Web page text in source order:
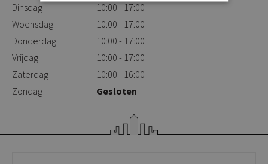
Dinsdag
10:00 - 17:00
Woensdag
10:00 - 17:00
Donderdag
10:00 - 17:00
Vrijdag
10:00 - 17:00
Zaterdag
10:00 - 16:00
Zondag
Gesloten